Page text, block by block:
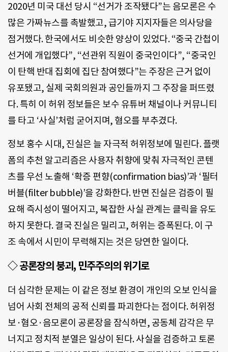
2020년 미국 대선 당시 “선거가 조작됐다”는 음모론은 수
많은 가짜뉴스를 촉발했고, 급기야 지지자들은 의사당을
점거했다. 한국에서도 비슷한 양상이 있었다. “중국 간첩이
선거에 개입했다”, “선관위 직원이 중국인이다”, “중국인
이 탄핵 반대 집회에 집단 참여했다”는 주장은 근거 없이
유포됐고, 실제 국회의원과 공인들까지 그 주장을 퍼뜨렸
다. 특히 이 허위 정보들은 보수 유튜버 채널이나 커뮤니티
를 타고 ‘사실’처럼 굳어지며, 혐오를 부추겼다.
정보 홍수 시대, 진실은 늘 자극적 허위정보에 밀린다. 플랫
폼의 추천 알고리즘은 사용자 취향에 맞춰 자극적인 콘텐
츠를 우선 노출해 ‘확증 편향(confirmation bias)’과 ‘필터
버블(filter bubble)’을 강화한다. 반면 진실은 검증이 필
요해 즉시성이 떨어지고, 복잡한 사실 관계는 클릭을 유도
하지 못한다. 결국 진실은 밀리고, 허위는 증폭된다. 이 구
조 속에서 시민이 무력해지는 것은 당연한 일이다.
◇ 공론장의 붕괴, 민주주의의 위기로
더 심각한 문제는 이 같은 정보 환경이 개인의 오보 인식을
넘어 사회 전체의 공적 신뢰를 파괴한다는 점이다. 허위정
보·혐오·음모론이 공론장을 잠식하면, 공동체 감각은 무
너지고 정치적 분열은 일상이 된다. 사실을 검증하고 토론